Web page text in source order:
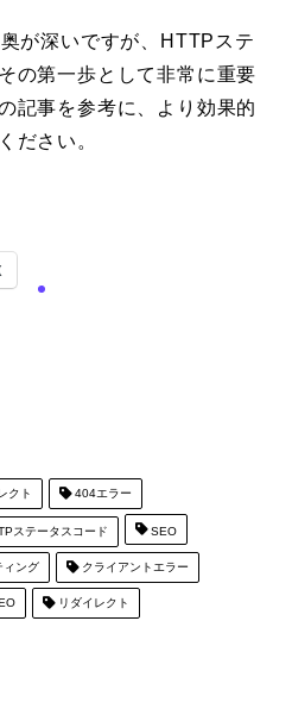
が深いですが、HTTPステ
の第一歩として非常に重要
記事を参考に、より効果的
ださい。
クト 404エラー
ステータスコード SEO
ング クライアントエラー
リダイレクト